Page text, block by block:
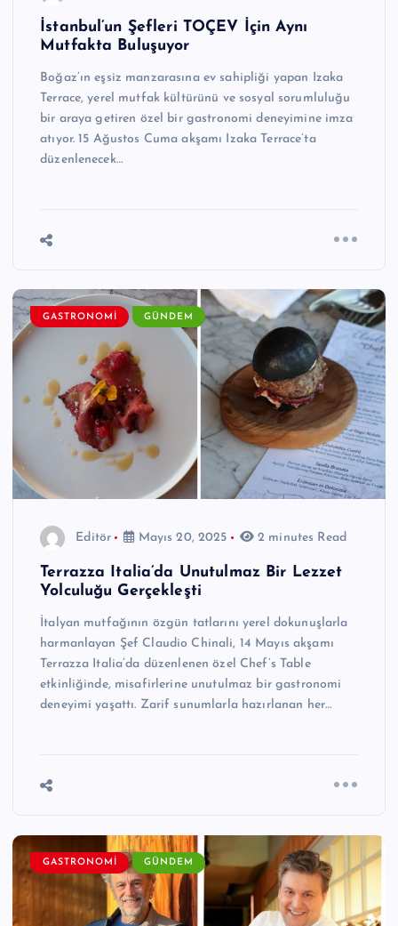
İstanbul’un Şefleri TOÇEV İçin Aynı
Mutfakta Buluşuyor
Boğaz’ın eşsiz manzarasına ev sahipliği yapan Izaka
Terrace, yerel mutfak kültürünü ve sosyal sorumluluğu
bir araya getiren özel bir gastronomi deneyimine imza
atıyor. 15 Ağustos Cuma akşamı Izaka Terrace’ta
düzenlenecek…
GASTRONOMI GÜNDEM
Editör Mayıs 20, 2025 2 minutes Read
Terrazza Italia’da Unutulmaz Bir Lezzet
Yolculuğu Gerçekleşti
İtalyan mutfağının özgün tatlarını yerel dokunuşlarla
harmanlayan Şef Claudio Chinali, 14 Mayıs akşamı
Terrazza Italia’da düzenlenen özel Chef’s Table
etkinliğinde, misafirlerine unutulmaz bir gastronomi
deneyimi yaşattı. Zarif sunumlarla hazırlanan her…
GASTRONOMI GÜNDEM